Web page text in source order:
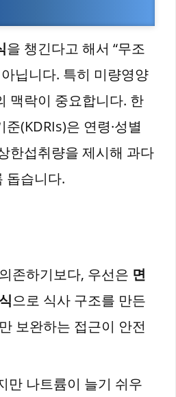
을 챙긴다고 해서 “무조
닙니다. 특히 미량영양
맥락이 중요합니다. 한
(KDRIs)은 연령·성별
한섭취량을 제시해 과다
돕습니다.
존하기보다, 우선은 면
으로 식사 구조를 만든
보완하는 접근이 안전
만 나트륨이 늘기 쉬우